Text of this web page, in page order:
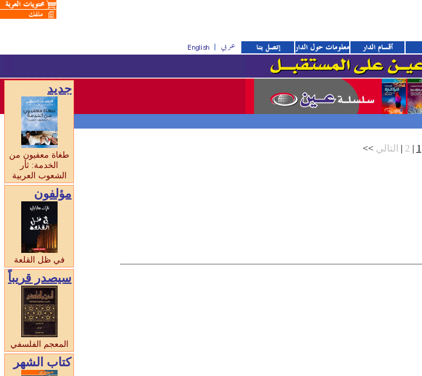
<< 1
|
2
|
جديد
طغاة معفيون من
الخدمة: ثأر
الشعوب العربية
مؤلفون
في ظل القلعة
سيصدر قريبا
المعجم الفلسفي
كتاب الشهر